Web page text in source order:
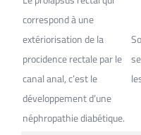
correspond à une
extériorisation de la
procidence rectale par le
canal anal, c’est le
développement d’une
néphropathie diabétique.